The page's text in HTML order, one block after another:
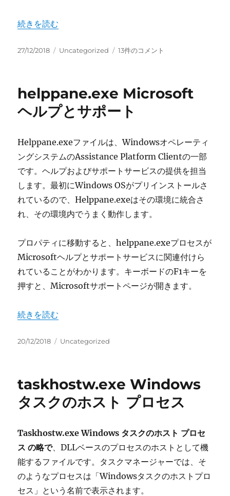
“msconfig.exe System Configuration Utility” の
続きを読む
投
27/12/2018
カ
ー
Uncategorized
msconfig.exe
へ
13件のコメント
helppane.exe Microsoft
ヘルプとサポート
Helppane.exeファイルは、Windowsオペレーティ
ングシステムのAssistance Platform Clientの一部
です。ヘルプおよびサポートサービスの提供を担当
します。最初にWindows OSがプリインストールさ
れているので、Helppane.exeはその環境に統合さ
れ、その環境内でうまく動作します。
プロパティに移動すると、helppane.exeプロセスが
Microsoftヘルプとサポートサービスに関連付けら
れていることがわかります。キーボードのF1キーを
押すと、Microsoftサポートページが開きます。
“helppane.exe Microsoft ヘルプとサポート” の
続きを読む
投
20/12/2018
カ
ー
Uncategorized
taskhostw.exe Windows
タスクのホスト プロセス
Taskhostw.exe Windows タスクのホスト プロセ
ス の略で、DLLベースのプロセスのホストとして機
能するファイルです。タスクマネージャーでは、そ
のようなプロセスは「Windowsタスクのホストプロ
セス」という名前で表示されます。